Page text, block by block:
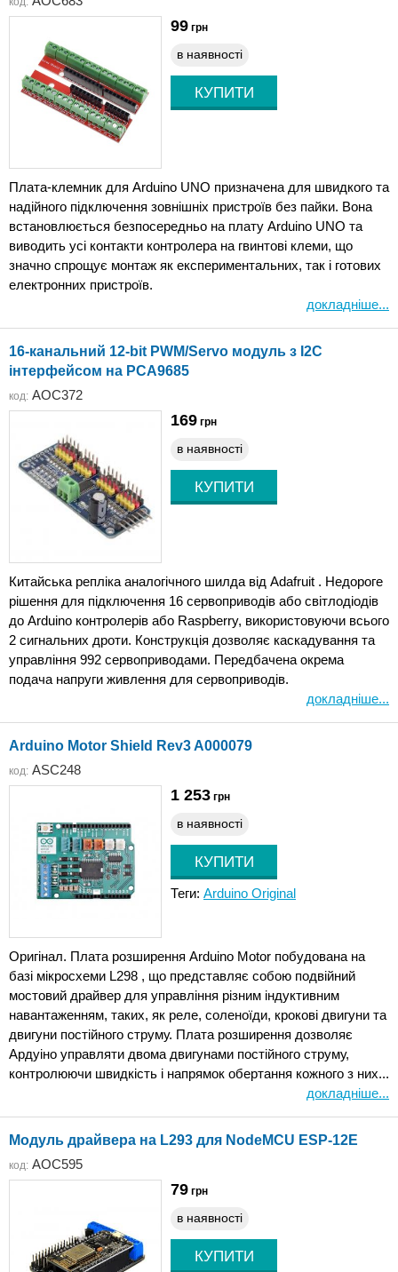
99 грн
в наявності
Плата-клемник для Arduino UNO призначена для швидкого та
надійного підключення зовнішніх пристроїв без пайки. Вона
встановлюється безпосередньо на плату Arduino UNO та
виводить усі контакти контролера на гвинтові клеми, що
значно спрощує монтаж як експериментальних, так і готових
електронних пристроїв.
докладніше...
16-канальний 12-bit PWM/Servo модуль з I2C
інтерфейсом на PCA9685
код: AOC372
169 грн
в наявності
Китайська репліка аналогічного шилда від Adafruit . Недороге
рішення для підключення 16 сервоприводів або світлодіодів
до Arduino контролерів або Raspberry, використовуючи всього
2 сигнальних дроти. Конструкція дозволяє каскадування та
управління 992 сервоприводами. Передбачена окрема
подача напруги живлення для сервоприводів.
докладніше...
Arduino Motor Shield Rev3 A000079
код: ASC248
1 253 грн
в наявності
Теги: Arduino Original
Оригінал. Плата розширення Arduino Motor побудована на
базі мікросхеми L298 , що представляє собою подвійний
мостовий драйвер для управління різним індуктивним
навантаженням, таких, як реле, соленоїди, крокові двигуни та
двигуни постійного струму. Плата розширення дозволяє
Ардуіно управляти двома двигунами постійного струму,
контролюючи швидкість і напрямок обертання кожного з них...
докладніше...
Модуль драйвера на L293 для NodeMCU ESP-12E
код: AOC595
79 грн
в наявності